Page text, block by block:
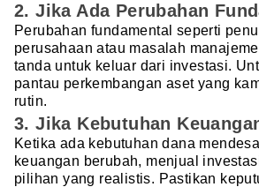
2. Jika Ada Perubahan
Perubahan fundamental seperti
perusahaan atau masalah
tanda untuk keluar dari investasi.
pantau perkembangan aset yang
rutin.
3. Jika Kebutuhan
Ketika ada kebutuhan dana
keuangan berubah, menjual
pilihan yang realistis. Pastikan